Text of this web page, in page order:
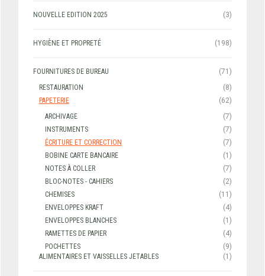
NOUVELLE EDITION 2025 (3)
HYGIÈNE ET PROPRETÉ (198)
FOURNITURES DE BUREAU
(71)
RESTAURATION
(8)
PAPETERIE
(62)
ARCHIVAGE
(7)
INSTRUMENTS
(7)
ÉCRITURE ET CORRECTION
(7)
BOBINE CARTE BANCAIRE
(1)
NOTES À COLLER
(7)
BLOC-NOTES - CAHIERS
(2)
CHEMISES
(11)
ENVELOPPES KRAFT
(4)
ENVELOPPES BLANCHES
(1)
RAMETTES DE PAPIER
(4)
POCHETTES
(9)
ALIMENTAIRES ET VAISSELLES JETABLES
(1)